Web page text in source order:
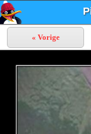
« Vorige